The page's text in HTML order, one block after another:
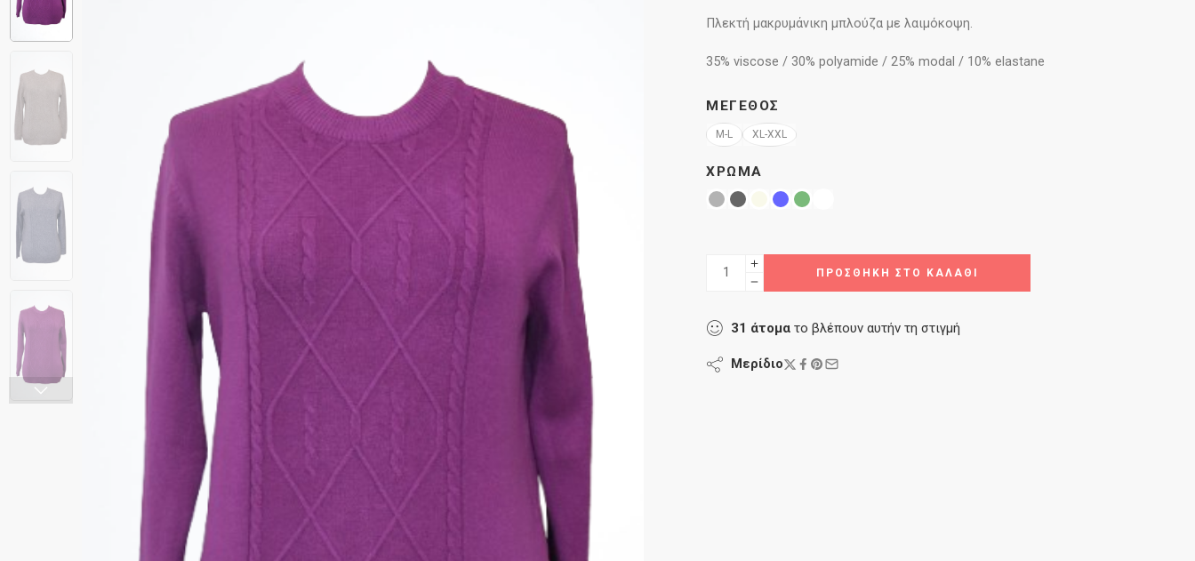
Πλεκτή μακρυμάνικη μπλούζα με λαιμόκοψη.
35% viscose / 30% polyamide / 25% modal / 10% elastane
ΜΈΓΕΘΟΣ
M-L XL-XXL
ΧΡΏΜΑ
ΠΡΟΣΘΉΚΗ ΣΤΟ ΚΑΛΆΘΙ
31 άτομα το βλέπουν αυτήν τη στιγμή
Μερίδιο